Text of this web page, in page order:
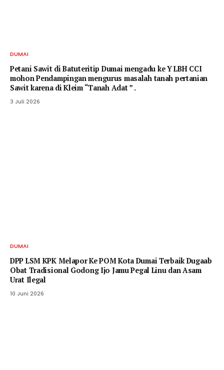
DUMAI
Petani Sawit di Batuteritip Dumai mengadu ke Y LBH CCI
mohon Pendampingan mengurus masalah tanah pertanian
Sawit karena di Kleim “Tanah Adat ” .
3 Juli 2026
DUMAI
DPP LSM KPK Melapor Ke POM Kota Dumai Terbaik Dugaab
Obat Tradisional Godong Ijo Jamu Pegal Linu dan Asam
Urat Ilegal
10 Juni 2026